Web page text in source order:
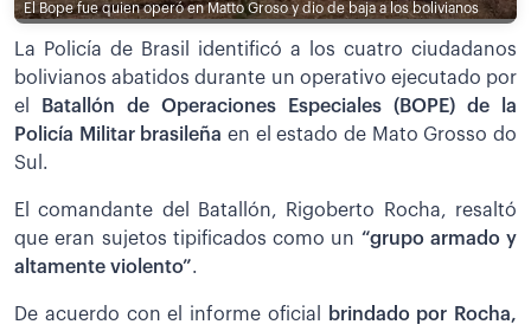
El Bope fue quien operó en Matto Groso y dio de baja a los bolivianos
La Policía de Brasil identificó a los cuatro ciudadanos
bolivianos abatidos durante un operativo ejecutado por
el
Batallón de Operaciones Especiales (BOPE) de la
Policía Militar brasileña en el estado de Mato Grosso do
Sul.
El comandante del Batallón, Rigoberto Rocha, resaltó
que eran sujetos tipificados como un “grupo armado y
altamente violento”.
De acuerdo con el informe oficial
brindado por Rocha,